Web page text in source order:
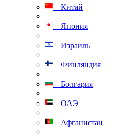
Китай
Япония
Израиль
Финляндия
Болгария
ОАЭ
Афганистан